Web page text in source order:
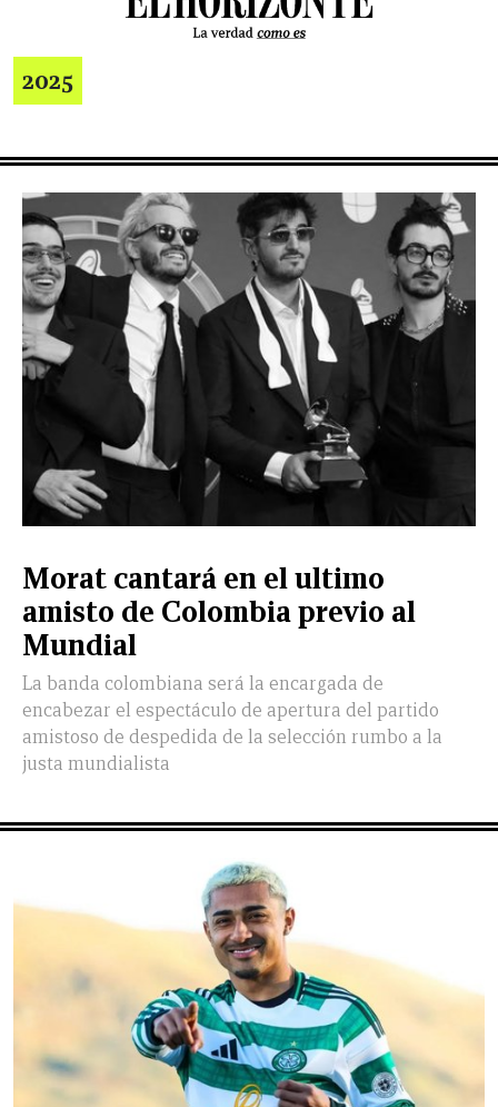
CERRAR
NUEVO
LEÓN
TAMAULIPAS
COAHUILA
NACIONAL
INTERNACIONAL
FINANZAS
OPINIÓN
DEPORTES
ESPECTÁCULOS
TENDENCIA
ESTILO
DE
VIDA
PODCAST
CONTACTO
NEWSLETTER
HEMEROTECA
SUPLEMENTOS
2025
Morat cantará en el ultimo
amisto de Colombia previo al
Mundial
La banda colombiana será la encargada de
encabezar el espectáculo de apertura del partido
amistoso de despedida de la selección rumbo a la
justa mundialista